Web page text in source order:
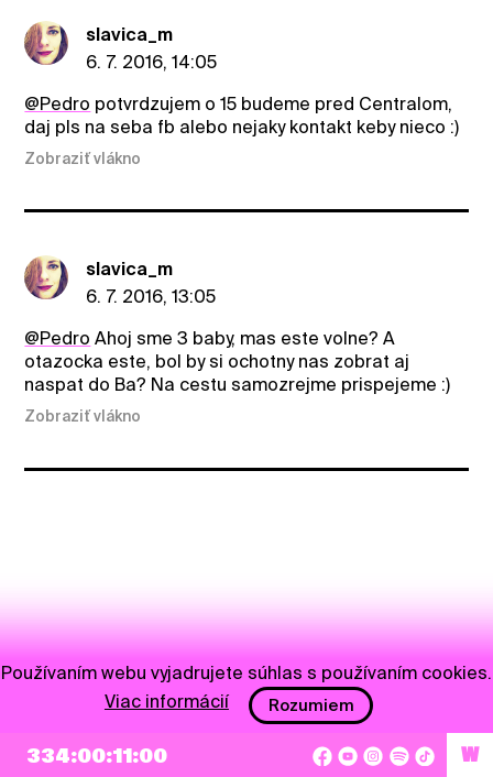
slavica_m
6. 7. 2016, 14:05
@Pedro potvrdzujem o 15 budeme pred Centralom,
daj pls na seba fb alebo nejaky kontakt keby nieco :)
Zobraziť vlákno
slavica_m
6. 7. 2016, 13:05
@Pedro Ahoj sme 3 baby, mas este volne? A
otazocka este, bol by si ochotny nas zobrat aj
naspat do Ba? Na cestu samozrejme prispejeme :)
Zobraziť vlákno
334:00:11:00 W
Používaním webu vyjadrujete súhlas s používaním cookies.
Viac informácií
Rozumiem